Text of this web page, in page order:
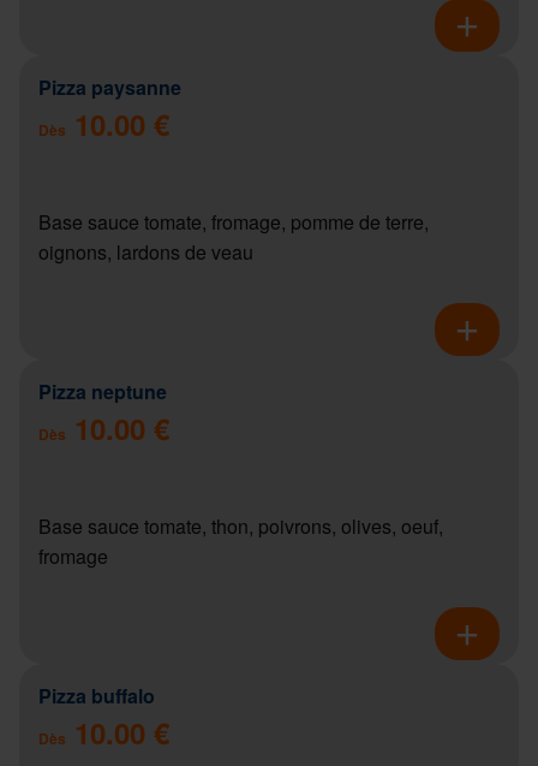
Pizza paysanne
Dès 10.00 €
Base sauce tomate, fromage, pomme de terre,
oignons, lardons de veau
Pizza neptune
Dès 10.00 €
Base sauce tomate, thon, poivrons, olives, oeuf,
fromage
Pizza buffalo
Dès 10.00 €